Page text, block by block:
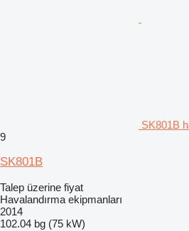
SK801B
9
SK801B
Talep üzerine fiyat
Havalandırma ekipmanları
2014
102.04 bg (75 kW)